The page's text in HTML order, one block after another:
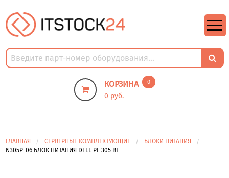
КОРЗИНА 0
0 руб.
ГЛАВНАЯ СЕРВЕРНЫЕ КОМПЛЕКТУЮЩИЕ
БЛОКИ ПИТАНИЯ
N305P-06 БЛОК ПИТАНИЯ DELL PE 305 ВТ